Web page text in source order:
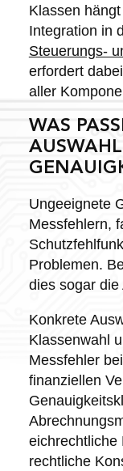
Klassen
Integration in
Steuerungs-
erfordert
aller
WAS
Ungeeignete
Messfehlern,
Problemen.
dies sogar
Konkrete
Klassenwahl
Messfehler
finanziellen
eichrechtliche
rechtliche